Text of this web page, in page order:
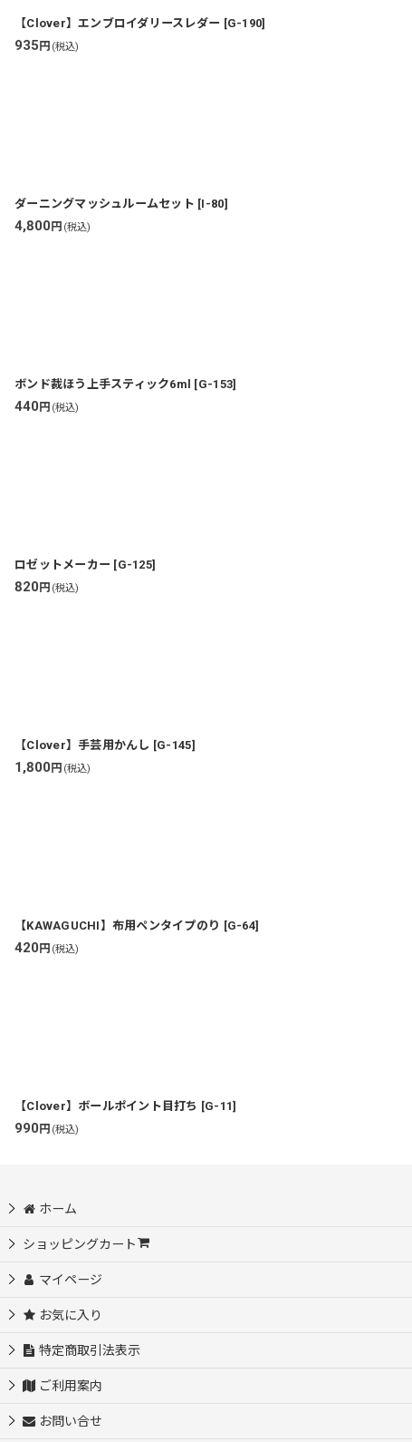
【Clover】エンブロイダリースレダー [G-190]
935 円 (税込)
ダーニングマッシュルームセット [I-80]
4,800円 (税込)
ボンド裁ほう上手スティック6ml [G-153]
440円 (税込)
ロゼットメーカー [G-125]
820円 (税込)
【Clover】手芸用かんし [G-145]
1,800円 (税込)
【KAWAGUCHI】布用ペンタイプのり [G-64]
420円 (税込)
【Clover】ボールポイント目打ち [G-11]
990円 (税込)
ホーム
ショッピングカート
マイページ
お気に入り
特定商取引法表示
ご利用案内
お問い合せ